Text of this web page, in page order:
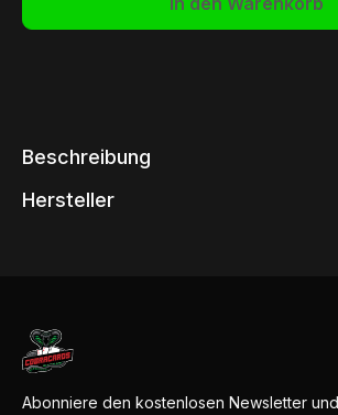
Beschreibung
Hersteller
Abonniere den kostenlosen Newsletter